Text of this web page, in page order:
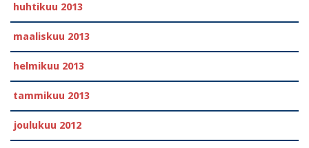
huhtikuu 2013
maaliskuu 2013
helmikuu 2013
tammikuu 2013
joulukuu 2012